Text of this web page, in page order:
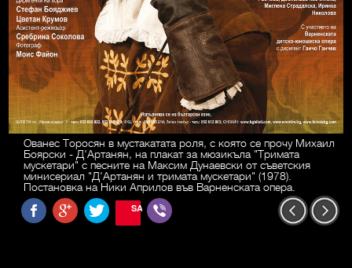
Ованес Торосян в мустакатата роля, с която се прочу Михаил
Боярски - Д'Артанян, на плакат за мюзикъла "Тримата
мускетари" с песните на Максим Дунаевски от съветския
минисериал "Д'Артанян и тримата мускетари" (1978).
Постановка на Ники Априлов във Варненската опера.
SAVE